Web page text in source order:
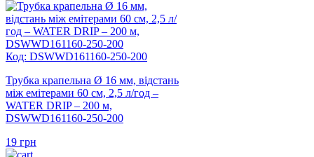
Код: DSWWD161160-250-200
Трубка крапельна Ø 16 мм, відстань
між емітерами 60 см, 2,5 л/год –
WATER DRIP – 200 м,
DSWWD161160-250-200
19 грн